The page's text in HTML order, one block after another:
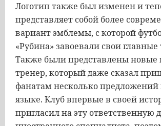
Логотип также был изменен и
представляет собой более
вариант эмблемы, с которой
«Рубина» завоевали свои главные
Также были представлены новые
тренер, который даже сказал
фанатам несколько предложений
языке. Клуб впервые в своей
пригласил на эту ответственную